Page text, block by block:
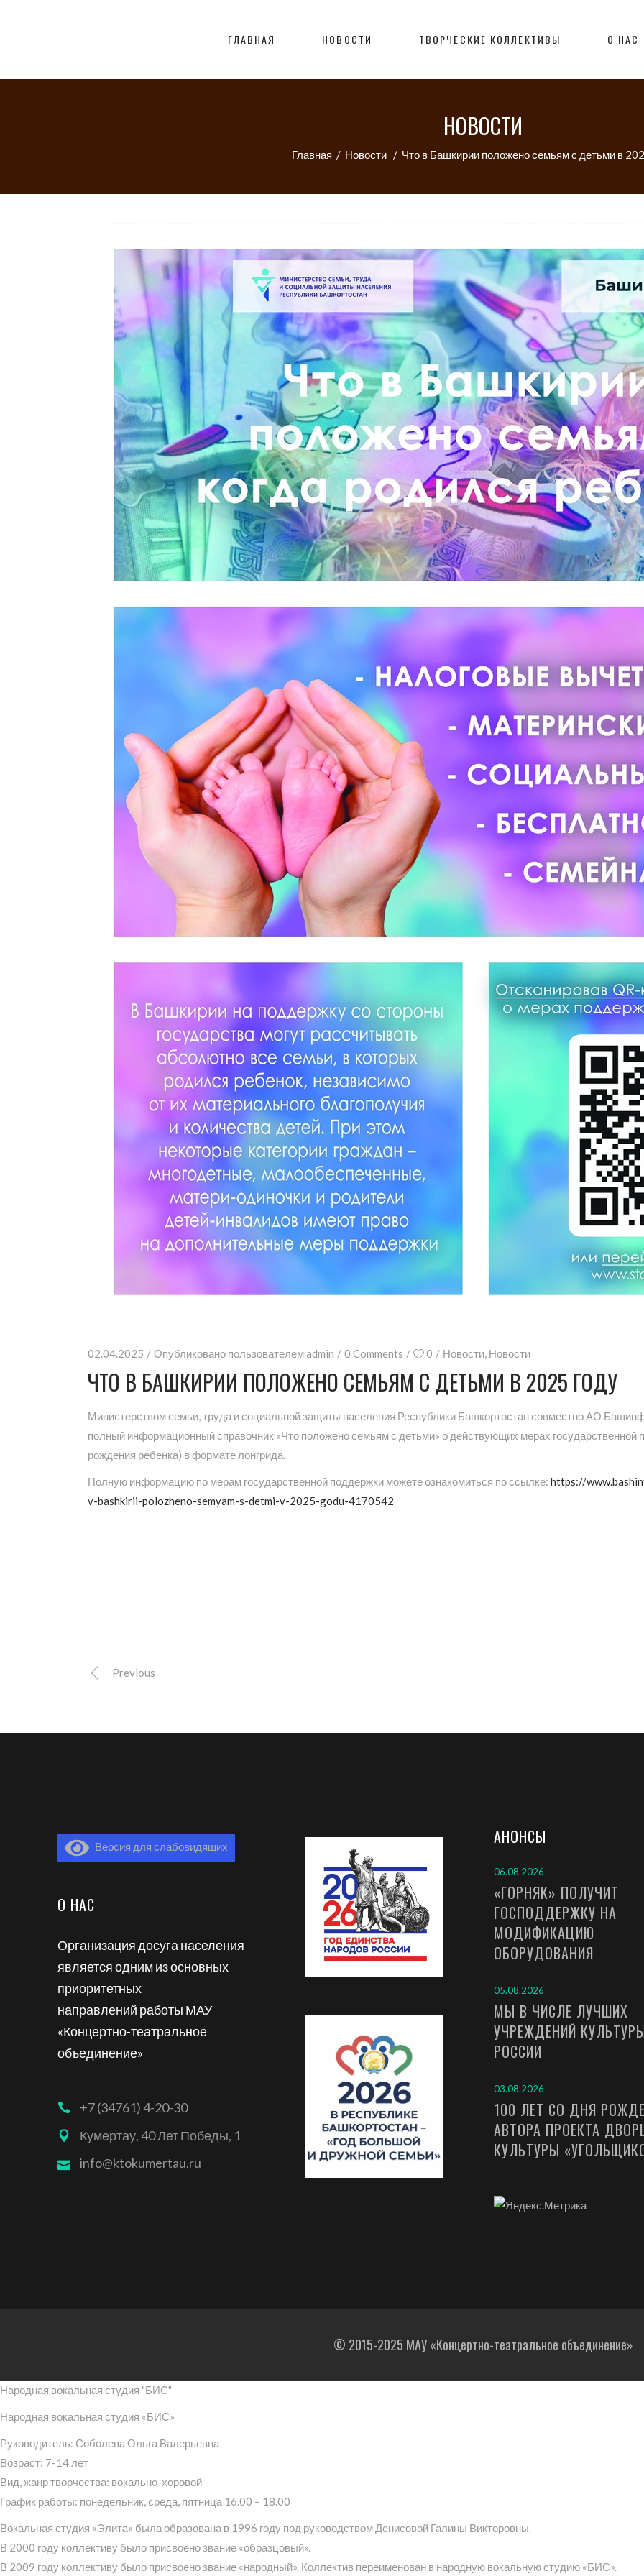
ГЛАВНАЯ НОВОСТИ ТВОРЧЕСКИЕ КОЛЛЕКТИВЫ О НАС
НОВОСТИ
Главная / Новости / Что в Башкирии положено семьям с детьми в
02.04.2025 Опубликовано пользователемadmin 0 Comments 0 Новости, Новости
ЧТО В БАШКИРИИ ПОЛОЖЕНО СЕМЬЯМ С ДЕТЬМИ В 2025 ГОДУ
Министерством семьи, труда и социальной защиты населения Республики Башкортостан совместно АО
полный информационный справочник «Что положено семьям с детьми» о действующих мерах государственной
рождения ребенка) в формате лонгрида.
Полную информацию по мерам государственной поддержки можете ознакомиться по ссылке: https://
v-bashkirii-polozheno-semyam-s-detmi-v-2025-godu-4170542
Previous
Версия для слабовидящих
О НАС
Организация досуга населения
является одним из основных
приоритетных
направлений работы МАУ
«Концертно-театральное
объединение»
+7 (34761) 4-20-30
Кумертау, 40 Лет Победы, 1
info@ktokumertau.ru
АНОНСЫ
06.08.2026
«ГОРНЯК» ПОЛУЧИТ
ГОСПОДДЕРЖКУ НА
МОДИФИКАЦИЮ
ОБОРУДОВАНИЯ
05.08.2026
МЫ В ЧИСЛЕ ЛУЧШИХ
УЧРЕЖДЕНИЙ
РОССИИ
03.08.2026
100 ЛЕТ СО ДНЯ
АВТОРА ПРОЕКТА
КУЛЬТУРЫ
© 2015-2025 МАУ «Концертно-театральное объединение»
Народная вокальная студия "БИС"
Народная вокальная студия «БИС»
Руководитель: Соболева Ольга Валерьевна
Возраст: 7-14 лет
Вид, жанр творчества: вокально-хоровой
График работы: понедельник, среда, пятница 16.00 – 18.00
Вокальная студия «Элита» была образована в 1996 году под руководством Денисовой Галины Викторовны.
В 2000 году коллективу было присвоено звание «образцовый».
В 2009 году коллективу было присвоено звание «народный». Коллектив переименован в народную вокальную студию «БИС».